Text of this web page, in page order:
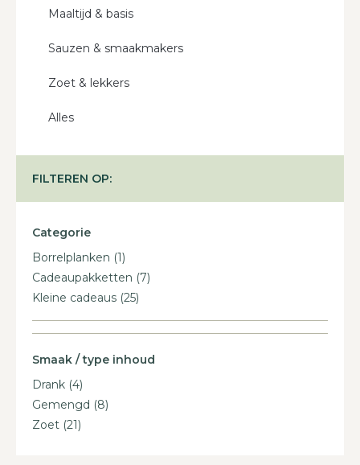
Maaltijd & basis
Sauzen & smaakmakers
Zoet & lekkers
Alles
FILTEREN OP:
Categorie
Borrelplanken (1)
Cadeaupakketten (7)
Kleine cadeaus (25)
Smaak / type inhoud
Drank (4)
Gemengd (8)
Zoet (21)